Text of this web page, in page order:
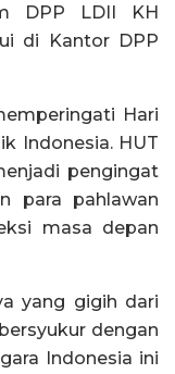
DPP LDII KH
di Kantor DPP
Hari
Indonesia. HUT
pengingat
para pahlawan
masa depan
yang gigih dari
dengan
Indonesia ini